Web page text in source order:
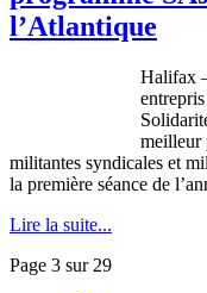
l’Atlantique
Halifax
meilleur
militantes syndicales et
la première séance de
Lire la suite...
Page 3 sur 29